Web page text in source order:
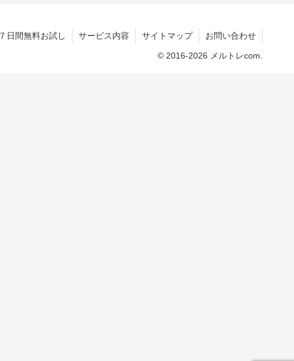
７日間無料お試し サービス内容 サイトマップ お問い合わせ
© 2016-2026 メルトレcom.